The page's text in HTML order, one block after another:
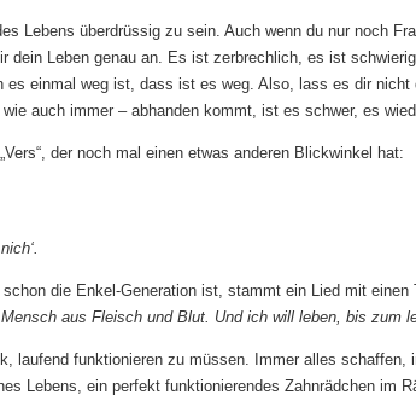
Lebens überdrüssig zu sein. Auch wenn du nur noch
dein Leben genau an. Es ist zerbrechlich, es ist
einmal weg ist, dass ist es weg. Also, lass es dir nicht
auch immer – abhanden kommt, ist es schwer, es
der noch mal einen etwas anderen Blickwinkel hat:
die Enkel-Generation ist, stammt ein Lied mit einen
aus Fleisch und Blut. Und ich will leben, bis zum
laufend funktionieren zu müssen. Immer alles schaffen,
Lebens, ein perfekt funktionierendes Zahnrädchen im